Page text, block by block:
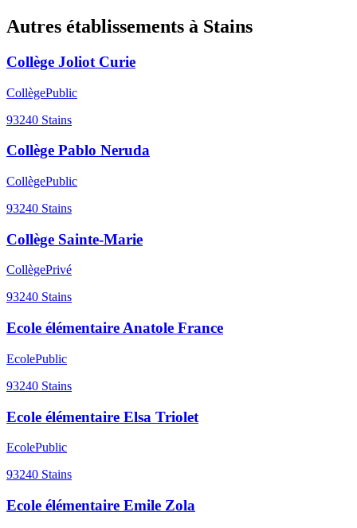
Autres établissements à Stains
Collège Joliot Curie
CollègePublic
93240 Stains
Collège Pablo Neruda
CollègePublic
93240 Stains
Collège Sainte-Marie
CollègePrivé
93240 Stains
Ecole élémentaire Anatole France
EcolePublic
93240 Stains
Ecole élémentaire Elsa Triolet
EcolePublic
93240 Stains
Ecole élémentaire Emile Zola